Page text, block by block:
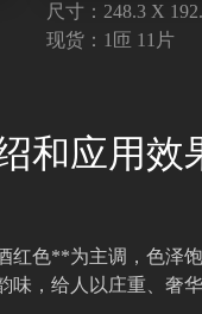
尺寸：248.3 X
现货：1匝 11片
和应用效
红色**为主调，色泽
，给人以庄重、奢